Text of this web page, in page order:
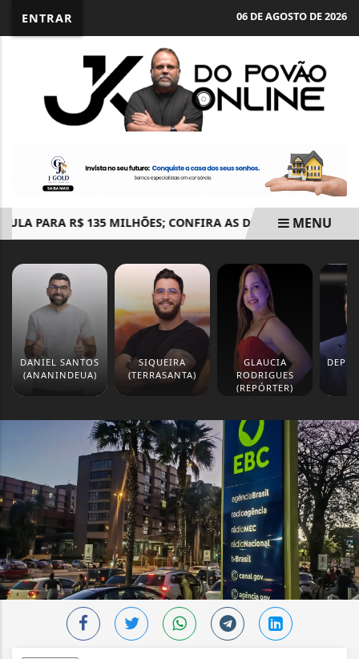
ENTRAR 06 DE AGOSTO DE 2026
PARA R$ 135 MILHÕES; CONFIRA AS DEZENAS SORTEADAS
MENU
DANIEL SANTOS
(ANANINDEUA)
SIQUEIRA
(TERRASANTA)
GLAUCIA
RODRIGUES
(REPÓRTER)